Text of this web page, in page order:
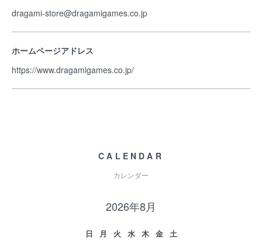
dragami-store@dragamigames.co.jp
ホームページアドレス
https://www.dragamigames.co.jp/
CALENDAR
カレンダー
2026年8月
日 月 火 水 木 金
土